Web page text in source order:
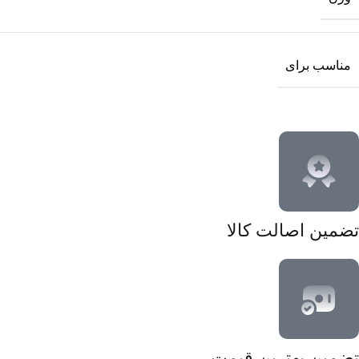
مناسب برای
تضمین اصالت کالا